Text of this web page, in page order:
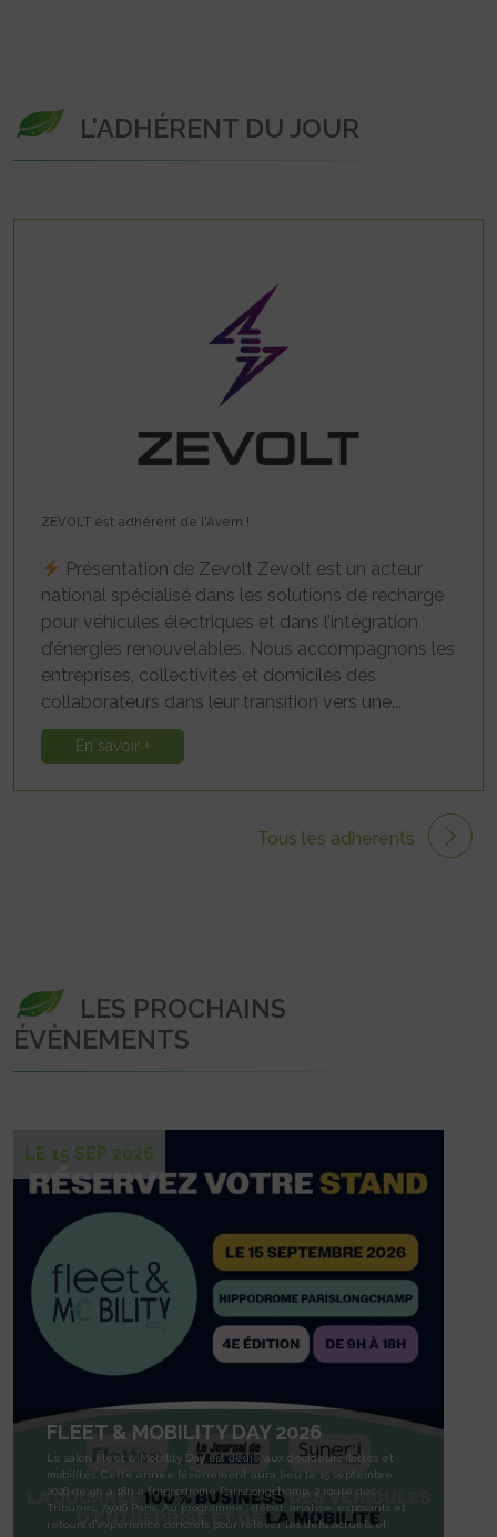
L'ADHÉRENT DU JOUR
ZEVOLT est adhérent de l'Avem !
Présentation de Zevolt Zevolt est un acteur
national spécialisé dans les solutions de recharge
pour véhicules électriques et dans l’intégration
d’énergies renouvelables. Nous accompagnons les
entreprises, collectivités et domiciles des
collaborateurs dans leur transition vers une...
En savoir +
Tous les adhérents
LES PROCHAINS
ÉVÈNEMENTS
LE 15 SEP 2026
FLEET & MOBILITY DAY 2026
Le salon Fleet & Mobility Day est dédié aux décideurs flottes et
mobilités. Cette année l’évènement aura lieu le 15 septembre
2026 de 9h à 18h à l’hippodrome ParisLongchamp, 2 route des
Tribunes, 75016 Paris. Au programme : débat, analyse, exposants et
retours d’expérience concrets pour relever les défis actuels et